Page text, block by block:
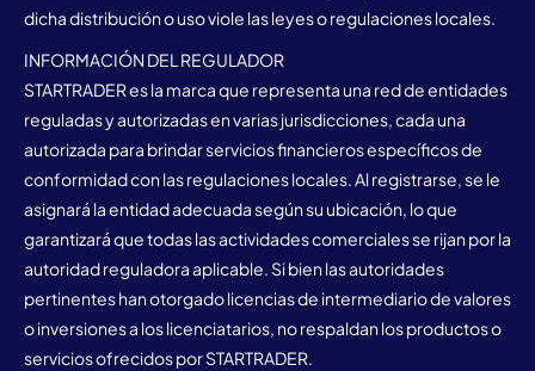
dicha distribución o uso viole las leyes o regulaciones locales.
INFORMACIÓN DEL REGULADOR
STARTRADER es la marca que representa una red de entidades
reguladas y autorizadas en varias jurisdicciones, cada una
autorizada para brindar servicios financieros específicos de
conformidad con las regulaciones locales. Al registrarse, se le
asignará la entidad adecuada según su ubicación, lo que
garantizará que todas las actividades comerciales se rijan por la
autoridad reguladora aplicable. Si bien las autoridades
pertinentes han otorgado licencias de intermediario de valores
o inversiones a los licenciatarios, no respaldan los productos o
servicios ofrecidos por STARTRADER.